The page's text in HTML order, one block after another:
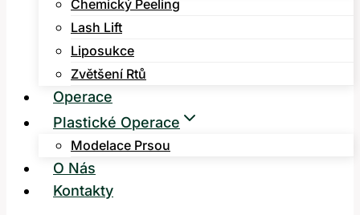
Chemický Peeling
Lash Lift
Liposukce
Zvětšení Rtů
Operace
Plastické Operace
Modelace Prsou
O Nás
Kontakty